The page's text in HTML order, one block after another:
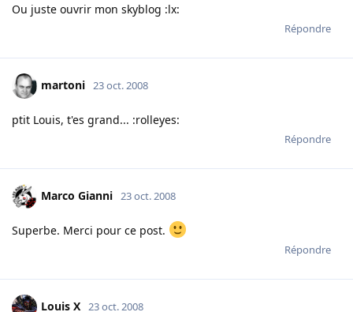
Ou juste ouvrir mon skyblog :lx:
Répondre
martoni 23 oct. 2008
ptit Louis, t'es grand... :rolleyes:
Répondre
Marco Gianni 23 oct. 2008
Superbe. Merci pour ce post.
Répondre
Louis X 23 oct. 2008